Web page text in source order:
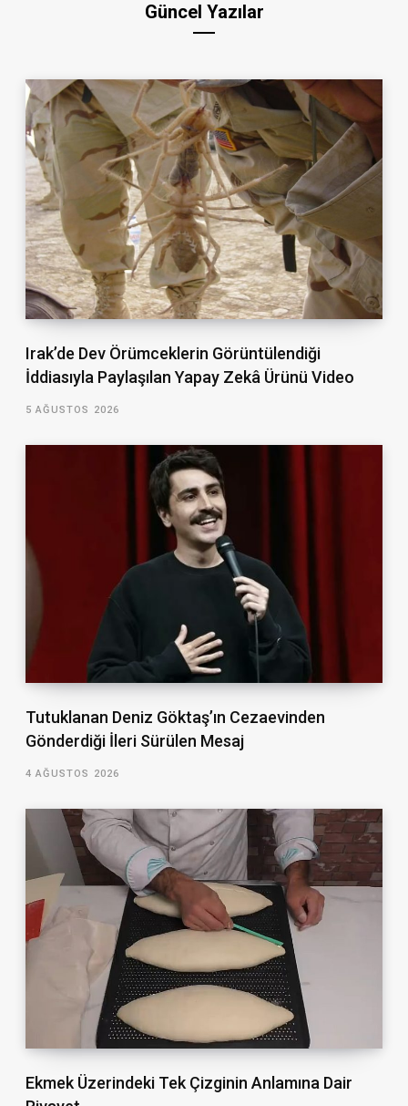
Güncel Yazılar
Irak’de Dev Örümceklerin Görüntülendiği
İddiasıyla Paylaşılan Yapay Zekâ Ürünü Video
5 AĞUSTOS 2026
Tutuklanan Deniz Göktaş’ın Cezaevinden
Gönderdiği İleri Sürülen Mesaj
4 AĞUSTOS 2026
Ekmek Üzerindeki Tek Çizginin Anlamına Dair